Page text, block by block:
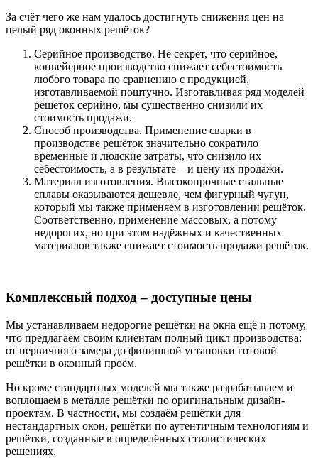
За счёт чего же нам удалось достигнуть снижения цен на
целый ряд оконных решёток?
Серийное производство. Не секрет, что серийное,
конвейерное производство снижает себестоимость
любого товара по сравнению с продукцией,
изготавливаемой поштучно. Изготавливая ряд моделей
решёток серийно, мы существенно снизили их
стоимость продажи.
Способ производства. Применение сварки в
производстве решёток значительно сократило
временные и людские затраты, что снизило их
себестоимость, а в результате – и цену их продажи.
Материал изготовления. Высокопрочные стальные
сплавы оказываются дешевле, чем фигурный чугун,
который мы также применяем в изготовлении решёток.
Соответственно, применение массовых, а потому
недорогих, но при этом надёжных и качественных
материалов также снижает стоимость продажи решёток.
Комплексный подход – доступные цены
Мы устанавливаем недорогие решётки на окна ещё и потому,
что предлагаем своим клиентам полный цикл производства:
от первичного замера до финишной установки готовой
решётки в оконный проём.
Но кроме стандартных моделей мы также разрабатываем и
воплощаем в металле решётки по оригинальным дизайн-
проектам. В частности, мы создаём решётки для
нестандартных окон, решётки по аутентичным технологиям и
решётки, созданные в определённых стилистических
решениях.